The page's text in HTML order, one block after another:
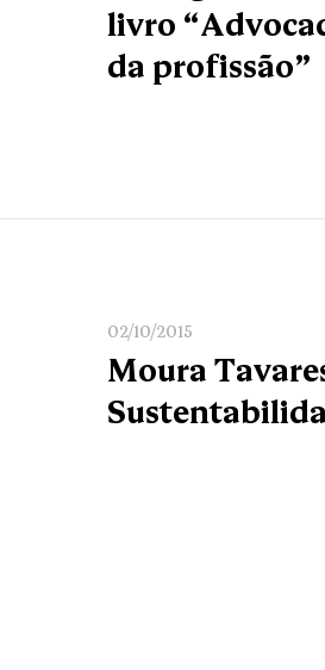
livro
da profissão”
02/10/2015
Moura